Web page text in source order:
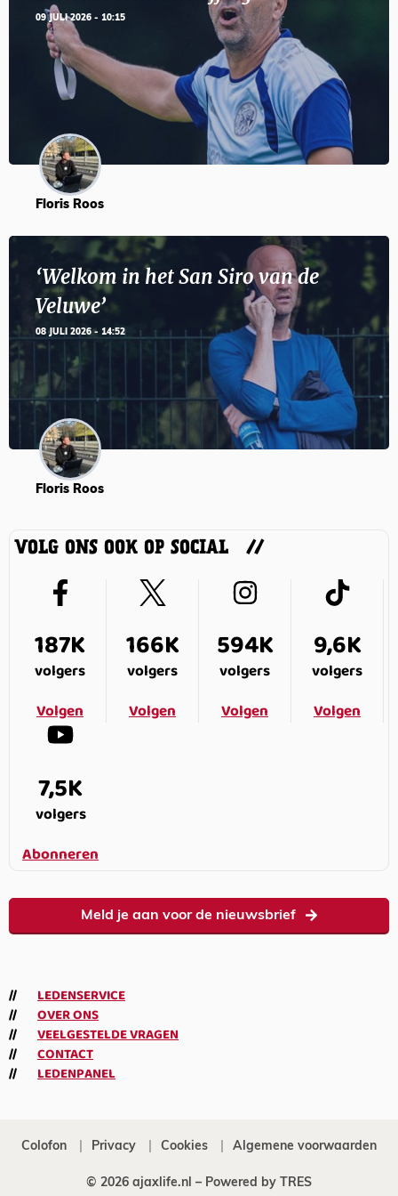
09 JULI 2026 - 10:15
Floris Roos
‘Welkom in het San Siro van de
Veluwe’
08 JULI 2026 - 14:52
Floris Roos
VOLG ONS OOK OP SOCIAL
187K
volgers
Volgen
166K
volgers
Volgen
594K
volgers
Volgen
9,6K
volgers
Volgen
7,5K
volgers
Abonneren
Meld je aan voor de nieuwsbrief
LEDENSERVICE
OVER ONS
VEELGESTELDE VRAGEN
CONTACT
LEDENPANEL
Colofon Privacy Cookies Algemene voorwaarden
© 2026 ajaxlife.nl – Powered by TRES